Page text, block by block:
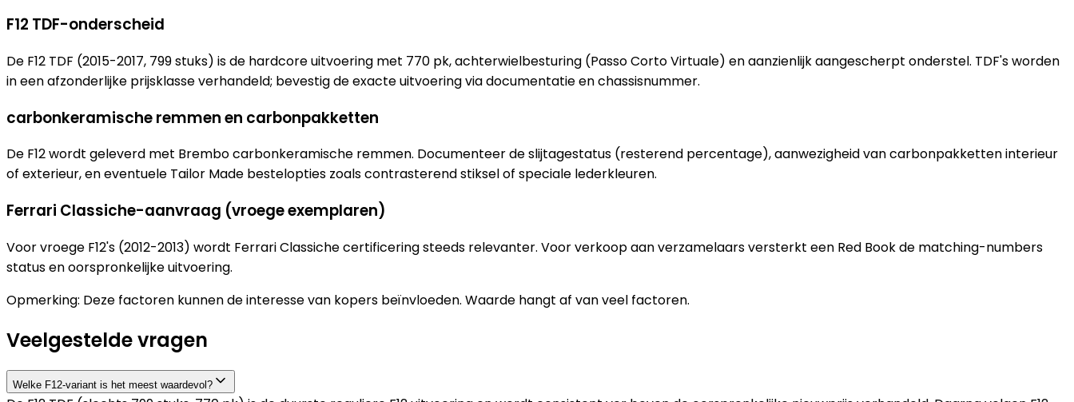
F12 TDF-onderscheid
De F12 TDF (2015-2017, 799 stuks) is de hardcore uitvoering met 770 pk, achterwielbesturing (Passo Corto Virtuale) en aanzienlijk aangescherpt onderstel. TDF's worden
in een afzonderlijke prijsklasse verhandeld; bevestig de exacte uitvoering via documentatie en chassisnummer.
carbonkeramische remmen en carbonpakketten
De F12 wordt geleverd met Brembo carbonkeramische remmen. Documenteer de slijtagestatus (resterend percentage), aanwezigheid van carbonpakketten interieur
of exterieur, en eventuele Tailor Made bestelopties zoals contrasterend stiksel of speciale lederkleuren.
Ferrari Classiche-aanvraag (vroege exemplaren)
Voor vroege F12's (2012-2013) wordt Ferrari Classiche certificering steeds relevanter. Voor verkoop aan verzamelaars versterkt een Red Book de matching-numbers
status en oorspronkelijke uitvoering.
Opmerking: Deze factoren kunnen de interesse van kopers beïnvloeden. Waarde hangt af van veel factoren.
Veelgestelde vragen
Welke F12-variant is het meest waardevol?